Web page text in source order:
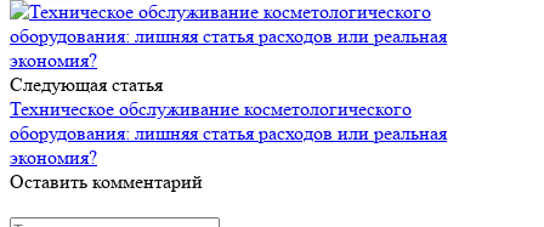
Следующая статья
Техническое обслуживание косметологического
оборудования: лишняя статья расходов или реальная
экономия?
Оставить комментарий